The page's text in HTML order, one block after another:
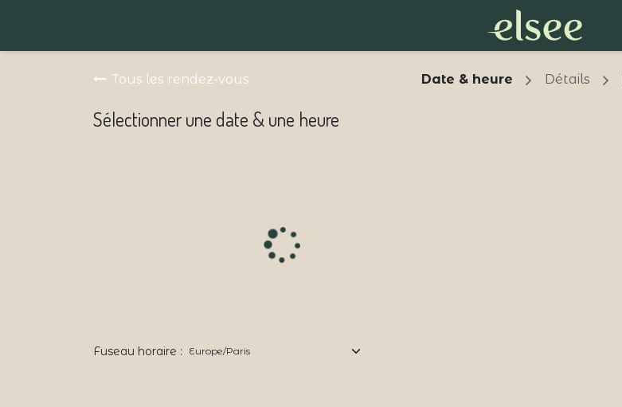
Tous les rendez-vous Date & heure Détails
Sélectionner une date & une heure
Fuseau horaire :